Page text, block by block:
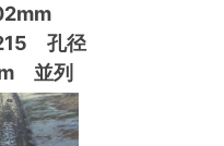
孔径
並列